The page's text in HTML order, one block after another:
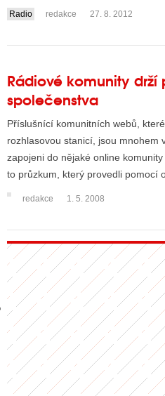
STÁT BLOGEREM
DISKUTÉRA NA RADIOTV
STARŠÍCH DISKUZÍ
Radio redakce 27. 8. 2012
Rádiové komunity
společenstva
Příslušnící komunitních webů,
rozhlasovou stanicí, jsou mnohem
zapojeni do nějaké online
to průzkum, který provedli pomocí
redakce 1. 5. 2008